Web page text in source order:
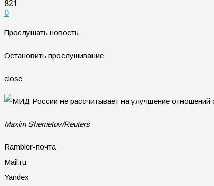
821
0
Прослушать новость
Остановить прослушивание
close
Maxim Shemetov/Reuters
Rambler-почта
Mail.ru
Yandex